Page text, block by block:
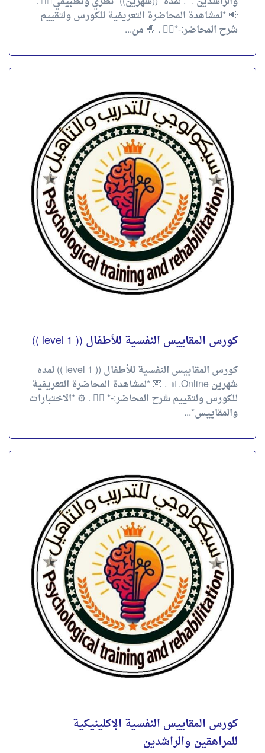
📢 *لمشاهدة المحاضرة التعريفية للكورس ولتقييم
شرح المحاضر:-*👇🏻 . 🤚 من...
كورس المقاييس النفسية للأطفال (( level 1 ))
كورس المقاييس النفسية للأطفال (( level 1 )) لمده
شهرين Online.📊 . 💌 *لمشاهدة المحاضرة التعريفية
للكورس ولتقييم شرح المحاضر:-* 👇🏻 . ⚙️ *الاختبارات
والمقاييس*...
كورس المقاييس النفسية للأطفال (( level 1 ))
كورس المقاييس النفسية للأطفال (( level 1 )) لمده
شهرين Online.📊 . 💌 *لمشاهدة المحاضرة التعريفية
للكورس ولتقييم شرح المحاضر:-* 👇🏻 . ⚙️ *الاختبارات
والمقاييس*...
تقييم4.00
out of 5
احجز الآن
كورس المقاييس النفسية الإكلينيكية
للمراهقين والراشدين
كورس المقاييس النفسية الإكلينيكية
للمراهقين والراشدين
🤡 *🫵🏻 كورس المقاييس النفسية الإكلينيكية
للمراهقين والراشدين .* . لمده شهرين نظري وتطبيقي
✌🏻 . 📢 *المحاضرة التعريفية ولتقييم شرح المحاضر:-
*👇🏻 . 🤚 من أهم الأدوات...
تقييم
4.00
out of 5
احجز الآن